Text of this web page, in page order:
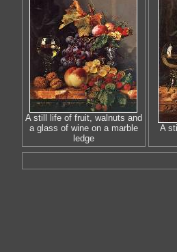
A still life of fruit, walnuts and
a glass of wine on a marble
ledge
A